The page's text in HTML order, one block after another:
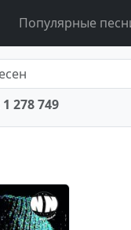
Популярные
1 278 749